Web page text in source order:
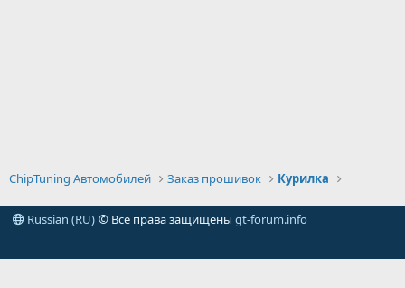
ChipTuning Автомобилей Заказ прошивок Курилка
Russian (RU) © Все права защищены gt-forum.info